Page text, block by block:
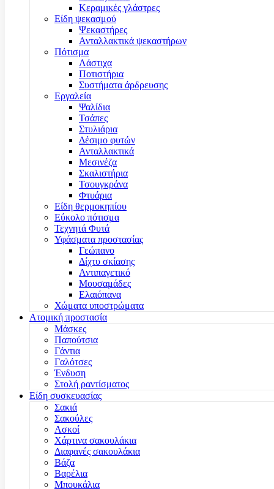
Κεραμικές γλάστρες
Είδη ψεκασμού
Ψεκαστήρες
Ανταλλακτικά ψεκαστήρων
Πότισμα
Λάστιχα
Ποτιστήρια
Συστήματα άρδρευσης
Εργαλεία
Ψαλίδια
Τσάπες
Στυλιάρια
Δέσιμο φυτών
Ανταλλακτικά
Μεσινέζα
Σκαλιστήρια
Τσουγκράνα
Φτυάρια
Είδη θερμοκηπίου
Εύκολο πότισμα
Τεχνητά Φυτά
Υφάσματα προστασίας
Γεώπανο
Δίχτυ σκίασης
Αντιπαγετικό
Μουσαμάδες
Ελαιόπανα
Χώματα υποστρώματα
Ατομική προστασία
Μάσκες
Παπούτσια
Γάντια
Γαλότσες
Ένδυση
Στολή ραντίσματος
Είδη συσκευασίας
Σακιά
Σακούλες
Ασκοί
Χάρτινα σακουλάκια
Διαφανές σακουλάκια
Βάζα
Βαρέλια
Μπουκάλια